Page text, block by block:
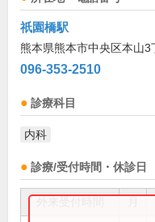
祇園橋駅
熊本県熊本市中央区本山3
096-353-2510
診療科目
内科
診療/受付時間・休診日